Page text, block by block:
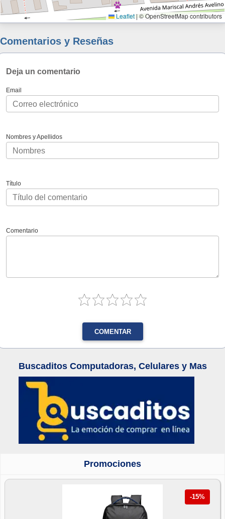
Leaflet | © OpenStreetMap contributors
Comentarios y Reseñas
Deja un comentario
Email
Nombres y Apellidos
Título
Comentario
COMENTAR
Buscaditos Computadoras, Celulares y Mas
Promociones
-15%